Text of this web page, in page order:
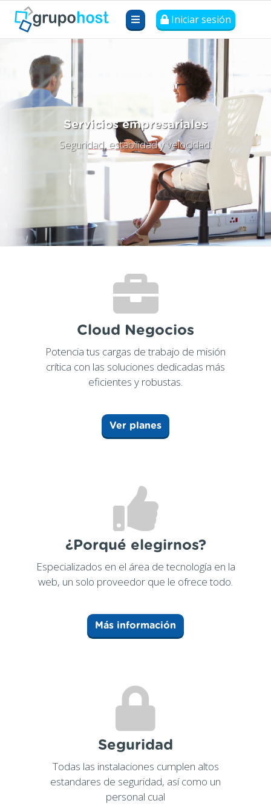
Iniciar sesión
Servicios empresariales
Seguridad, estabilidad y velocidad.
Cloud Negocios
Potencia tus cargas de trabajo de misión
crítica con las soluciones dedicadas más
eficientes y robustas.
Ver planes
¿Porqué elegirnos?
Especializados en el área de tecnología en la
web, un solo proveedor que le ofrece todo.
Más información
Seguridad
Todas las instalaciones cumplen altos
estandares de seguridad, así como un
personal cual